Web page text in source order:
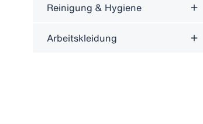
Reinigung & Hygiene
Arbeitskleidung